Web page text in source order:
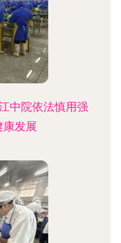
中院依法慎用强
康发展